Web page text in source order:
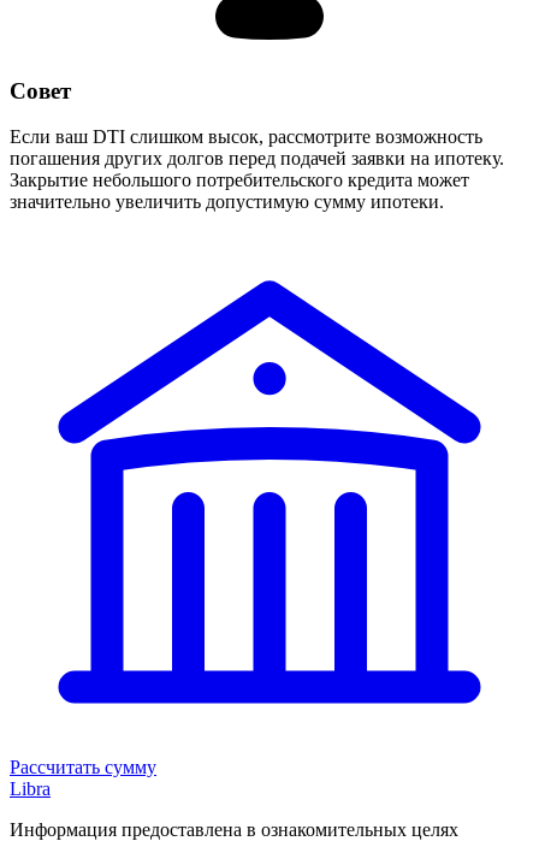
Совет
Если ваш DTI слишком высок, рассмотрите возможность
погашения других долгов перед подачей заявки на ипотеку.
Закрытие небольшого потребительского кредита может
значительно увеличить допустимую сумму ипотеки.
Рассчитать сумму
Libra
Информация предоставлена в ознакомительных целях